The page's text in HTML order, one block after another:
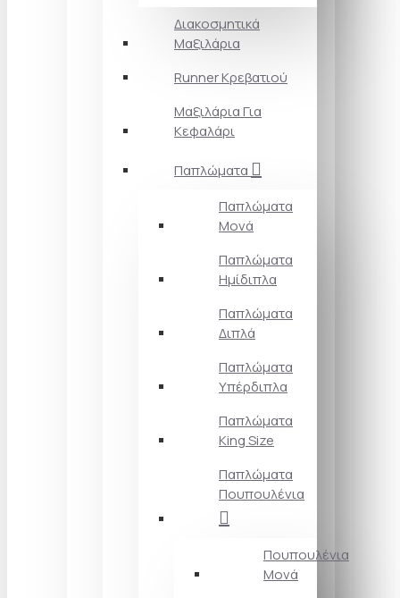
Διακοσμητικά
Μαξιλάρια
Runner Κρεβατιού
Μαξιλάρια Για
Κεφαλάρι
Παπλώματα
Παπλώματα
Μονά
Παπλώματα
Ημίδιπλα
Παπλώματα
Διπλά
Παπλώματα
Υπέρδιπλα
Παπλώματα
King Size
Παπλώματα
Πουπουλένια
Πουπουλένια
Μονά